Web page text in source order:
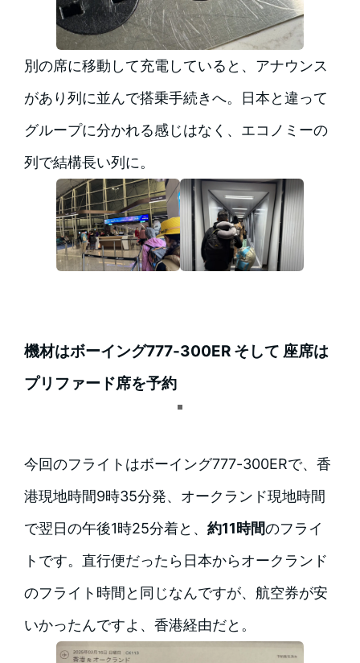
別の席に移動して充電していると、アナウンス
があり列に並んで搭乗手続きへ。日本と違って
グループに分かれる感じはなく、エコノミーの
列で結構長い列に。
機材はボーイング777-300ER そして 座席は
プリファード席を予約
今回のフライトはボーイング777-300ERで、香
港現地時間9時35分発、オークランド現地時間
で翌日の午後1時25分着と、 約11時間のフライ
トです。直行便だったら日本からオークランド
のフライト時間と同じなんですが、航空券が安
いかったんですよ、香港経由だと。